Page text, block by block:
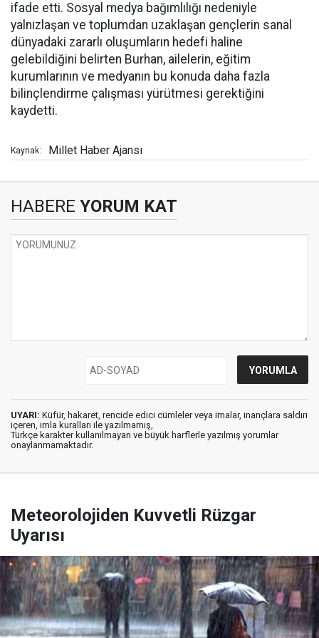
ifade etti. Sosyal medya bağımlılığı nedeniyle
yalnızlaşan ve toplumdan uzaklaşan gençlerin sanal
dünyadaki zararlı oluşumların hedefi haline
gelebildiğini belirten Burhan, ailelerin, eğitim
kurumlarının ve medyanın bu konuda daha fazla
bilinçlendirme çalışması yürütmesi gerektiğini
kaydetti.
Kaynak: Millet Haber Ajansı
HABERE YORUM KAT
UYARI: Küfür, hakaret, rencide edici cümleler veya imalar, inançlara saldırı
içeren, imla kuralları ile yazılmamış,
Türkçe karakter kullanılmayan ve büyük harflerle yazılmış yorumlar
onaylanmamaktadır.
Meteorolojiden Kuvvetli Rüzgar
Uyarısı